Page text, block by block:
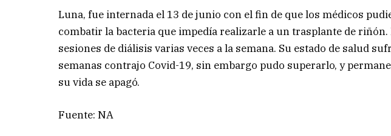
Luna, fue internada el 13 de junio con el fin de que los médicos
combatir la bacteria que impedía realizarle a un trasplante de riñón.
sesiones de diálisis varias veces a la semana. Su estado de salud
semanas contrajo Covid-19, sin embargo pudo superarlo, y
su vida se apagó.
Fuente: NA